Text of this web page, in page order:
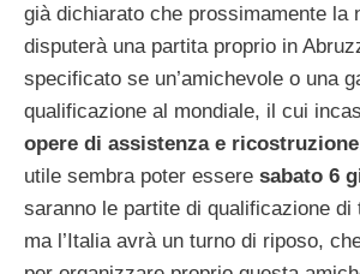
già dichiarato che prossimamente la
disputerà una partita proprio in
specificato se un’amichevole o una
qualificazione al mondiale, il cui
opere di assistenza e ricostruzione
utile sembra poter essere sabato 6
saranno le partite di qualificazione di
ma l’Italia avrà un turno di riposo,